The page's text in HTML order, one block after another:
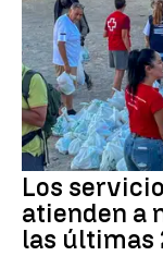
Los
atienden a
las últimas